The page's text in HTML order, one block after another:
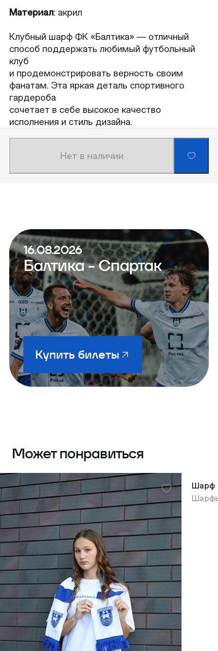
Материал: акрил
Клубный шарф ФК «Балтика» — отличный
способ поддержать любимый футбольный
клуб
и продемонстрировать верность своим
фанатам. Эта яркая деталь спортивного
гардероба
сочетает в себе высокое качество
исполнения и стиль дизайна.
Нет в наличии
16.08.2026
Балтика - Спартак
Купить билеты
Может понравиться
Шарф